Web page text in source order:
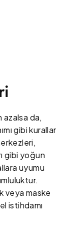
azalsa da,
gibi kurallar
gibi yoğun
uyumu
veya maske
istihdamı